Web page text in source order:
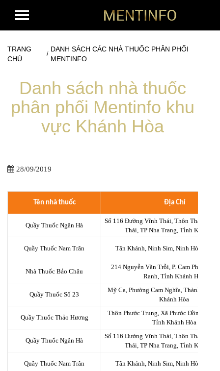
TRANG
CHỦ
/
DANH SÁCH CÁC NHÀ THUỐC PHÂN PHỐI
MENTINFO
Danh sách nhà thuốc
phân phối Mentinfo khu
vực Khánh Hòa
28/09/2019
Tên nhà thuốc Địa Chỉ
Quầy Thuốc Ngân Hà
Số 116 Đường Vĩnh Thái, Thôn Thái
Thái, TP Nha Trang, Tỉnh Khánh
Quầy Thuốc Nam Trân Tân Khánh, Ninh Sim, Ninh Hòa,
Nhà Thuốc Bảo Châu
214 Nguyễn Văn Trỗi, P. Cam Phúc Bắc,
Ranh, Tỉnh Khánh Hòa
Quầy Thuốc Số 23
Mỹ Ca, Phường Cam Nghĩa, Thành Phố
Khánh Hòa
Quầy Thuốc Thảo Hương
Thôn Phước Trung, Xã Phước Đồng, TP
Tỉnh Khánh Hòa
Quầy Thuốc Ngân Hà
Số 116 Đường Vĩnh Thái, Thôn Thái
Thái, TP Nha Trang, Tỉnh Khánh
Quầy Thuốc Nam Trân Tân Khánh, Ninh Sim, Ninh Hòa,